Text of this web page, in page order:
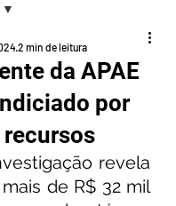
da APAE
por
2 min de leitura
revela
de R$ 32 mil